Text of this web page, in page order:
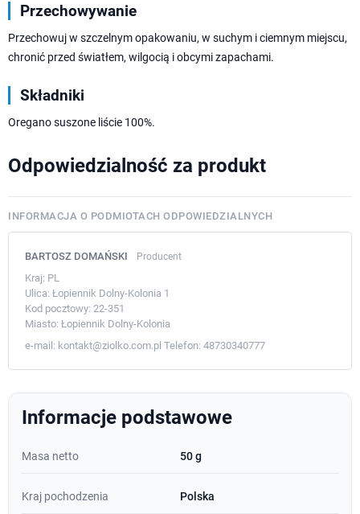
Przechowywanie
Przechowuj w szczelnym opakowaniu, w suchym i ciemnym miejscu,
chronić przed światłem, wilgocią i obcymi zapachami.
Składniki
Oregano suszone liście 100%.
Odpowiedzialność za produkt
INFORMACJA O PODMIOTACH ODPOWIEDZIALNYCH
BARTOSZ DOMAŃSKI Producent
Kraj: PL
Ulica: Łopiennik Dolny-Kolonia 1
Kod pocztowy: 22-351
Miasto: Łopiennik Dolny-Kolonia
e-mail: kontakt@ziolko.com.pl Telefon: 48730340777
Informacje podstawowe
Masa netto 50 g
Kraj pochodzenia Polska